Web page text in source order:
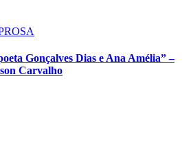
Gonçalves Dias e Ana Amélia” –
Carvalho